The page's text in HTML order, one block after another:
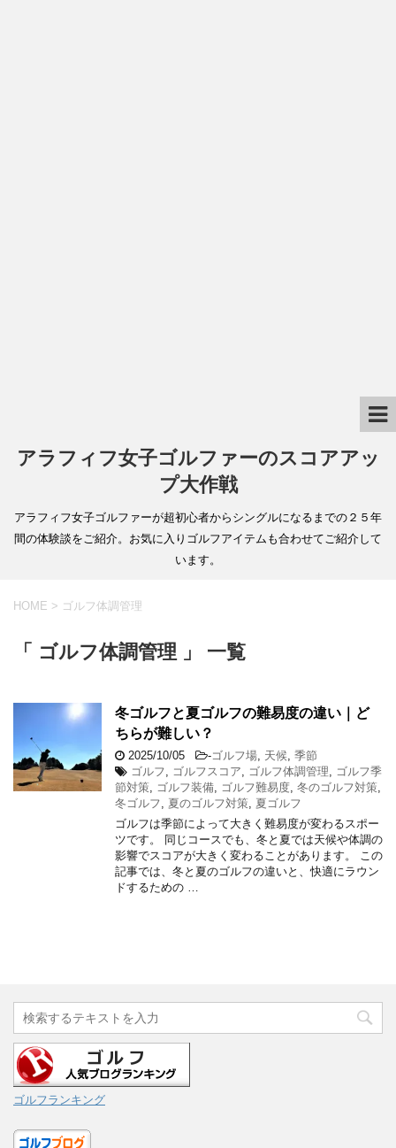
アラフィフ女子ゴルファーのスコアアッ
プ大作戦
アラフィフ女子ゴルファーが超初心者からシングルになるまでの２５年
間の体験談をご紹介。お気に入りゴルフアイテムも合わせてご紹介して
います。
HOME > ゴルフ体調管理
「 ゴルフ体調管理 」 一覧
冬ゴルフと夏ゴルフの難易度の違い｜ど
ちらが難しい？
2025/10/05 -ゴルフ場 天候 季節
ゴルフ
ゴルフスコア ゴルフ体調管理
ゴルフ季
節対策
ゴルフ装備 ゴルフ難易度 冬のゴルフ対策
冬ゴルフ
夏のゴルフ対策 夏ゴルフ
ゴルフは季節によって大きく難易度が変わるスポー
ツです。 同じコースでも、冬と夏では天候や体調の
影響でスコアが大きく変わることがあります。 この
記事では、冬と夏のゴルフの違いと、快適にラウン
ドするための …
ゴルフランキング